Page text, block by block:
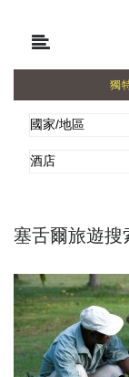
獨
塞舌爾旅遊搜